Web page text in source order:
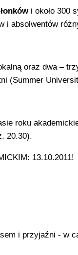
i około 300
i absolwentów
oraz dwa –
(Summer
roku
20.30).
13.10.2011!
i przyjaźni - w